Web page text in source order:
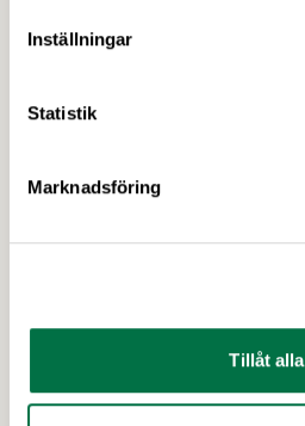
Inställningar
Statistik
Marknadsföring
Tillåt alla
Vi lever i oroliga tider med
närmare än många tror – i
livsmedelsproduktion och få
mat har